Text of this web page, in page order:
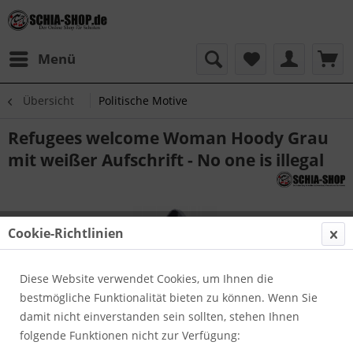
Menü
Übersicht Politische Motive
Refugees welcome Woman Hoody Grau
mit weißer Aufschrift - No one is illegal
Cookie-Richtlinien
Diese Website verwendet Cookies, um Ihnen die
bestmögliche Funktionalität bieten zu können. Wenn Sie
damit nicht einverstanden sein sollten, stehen Ihnen
folgende Funktionen nicht zur Verfügung: